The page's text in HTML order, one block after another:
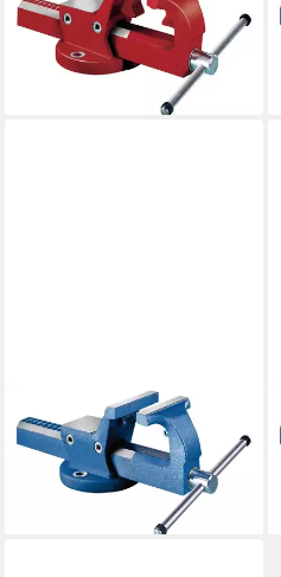
Schraubstock, Mit
Rohrspannbacken 140 mm
201,98 €
lieferbar - in 2-3 Werktagen bei dir
Schraubstock,
Parallelschraubstock 100 mm
125,98 €
lieferbar - in 2-3 Werktagen bei dir